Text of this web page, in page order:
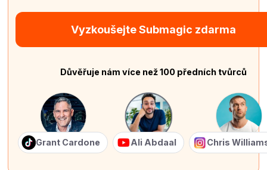
Vyzkoušejte Submagic zdarma
Důvěřuje nám více než 100 předních tvůrců
Grant Cardone Ali Abdaal Chris